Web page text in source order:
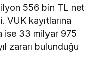
556 bin TL net
VUK kayıtlarına
ise 33 milyar 975
zararı bulunduğu